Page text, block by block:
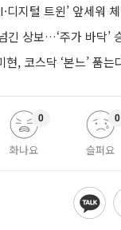
화나요
0
슬퍼요
0